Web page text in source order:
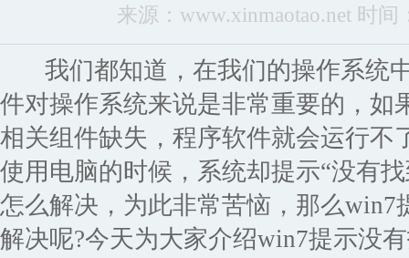
来源：www.xinmaotao.net 时间
我们都知道，在我们的操作系统
件对操作系统来说是非常重要的，如
相关组件缺失，程序软件就会运行不
使用电脑的时候，系统却提示“没有
怎么解决，为此非常苦恼，那么win7
解决呢?今天为大家介绍win7提示没